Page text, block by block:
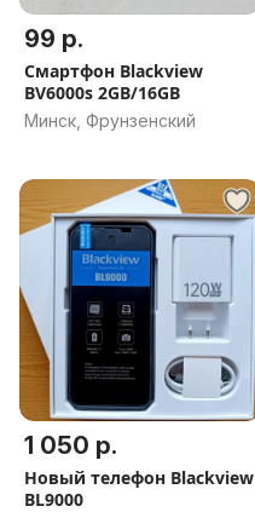
99 р.
Смартфон Blackview
BV6000s 2GB/16GB
Минск, Фрунзенский
1 050 р.
Новый телефон Blackview
BL9000